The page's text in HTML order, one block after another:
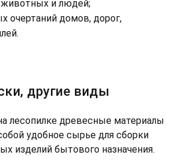
животных и людей;
очертаний домов, дорог,
другие виды
лесопилке древесные материалы
удобное сырье для сборки
изделий бытового назначения.